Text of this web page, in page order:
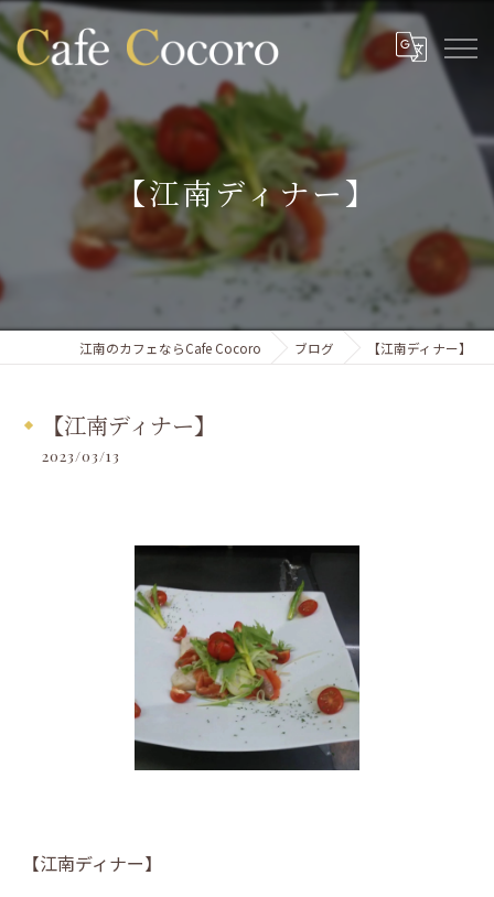
【江南ディナー】
江南のカフェならCafe Cocoro ブログ 【江南ディナー】
【江南ディナー】
2023/03/13
【江南ディナー】